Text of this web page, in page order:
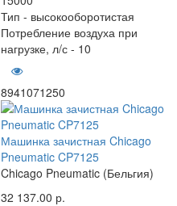
Тип - высокооборотистая
Потребление воздуха при
нагрузке, л/с - 10
8941071250
Машинка зачистная Chicago
Pneumatic CP7125
Chicago Pneumatic (Бельгия)
32 137.00 р.